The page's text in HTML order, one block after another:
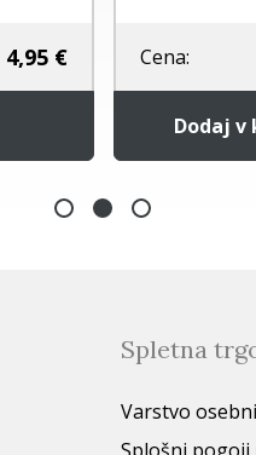
4,95 € Cena:
Dodaj v
Spletna
Varstvo